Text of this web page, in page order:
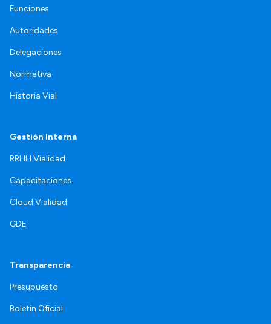
Funciones
Autoridades
Delegaciones
Normativa
Historia Vial
Gestión Interna
RRHH Vialidad
Capacitaciones
Cloud Vialidad
GDE
Transparencia
Presupuesto
Boletín Oficial